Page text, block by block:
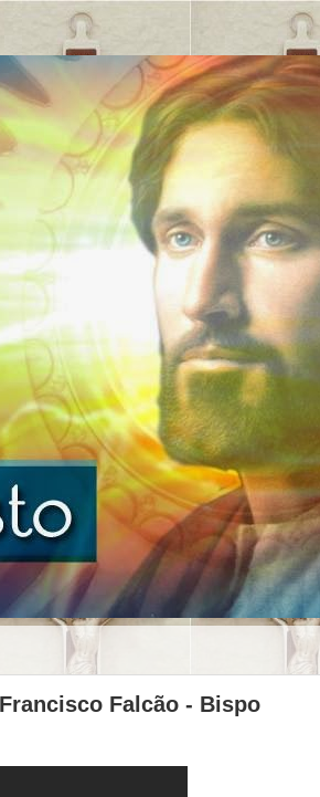
Falcão - Bispo